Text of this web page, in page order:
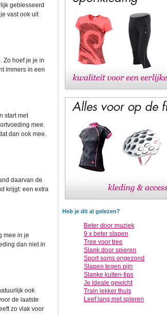
geblesseerd
vast ook uit
Zo hoef je je in
immers in een
start met
mee.
dan ook mee.
daarvan de
krijgt: een extra
mee in je
dan niet in
ook
de laatste
zo vlak voor
Heb je dit al gelezen?
Beter door muziek
9 x beter slapen
Tree voor tree
Slank door spieren
Sport soms ongezond
Slapen tegen pijn
Slanke kuiten-tips
Je ideale gewicht
Train lekker thuis
Leef lang met spieren